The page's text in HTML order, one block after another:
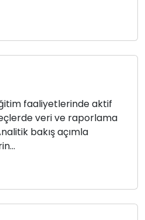
faaliyetlerinde aktif
veri ve raporlama
bakış açımla